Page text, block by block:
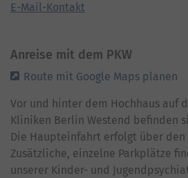
E-Mail-Kontakt
Anreise mit dem PKW
Route mit Google Maps planen
Vor und hinter dem Hochhaus auf
Kliniken Berlin Westend befinden
Die Haupteinfahrt erfolgt über den
Zusätzliche, einzelne Parkplätze
unserer Kinder- und